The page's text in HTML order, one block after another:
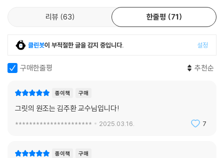
마찬가지다. 공부를 잘하는 방법은 단 하나, 전전두피질을 활성화하는 것
태다. 즉, 그릿을 키워준다는 것은 아이의 감정상태를 안정화하면서 늘 마
반드시 행복해야만 몸과 마음이 건강해지고 공부도 잘한다”는 사실을 반
드시 기억해야 하는 이유가 여기에 있다.
이 책에서는 그릿을 통해 공부를 잘하는 법을 다루고 있지만, 저자가 말하
경쟁은 성인이 되어서도 계속되며, 우리의 인생은 그릿이 필요한 크고 작
리뷰 63 한줄평 71
클린봇이 부적절한 글을 감지 중입니다. 설정
구매한줄평 추천순
종이책 구매
그릿의 원조는 김주환 교수님입니다!
********************** 2025.03.16. 7
종이책 구매